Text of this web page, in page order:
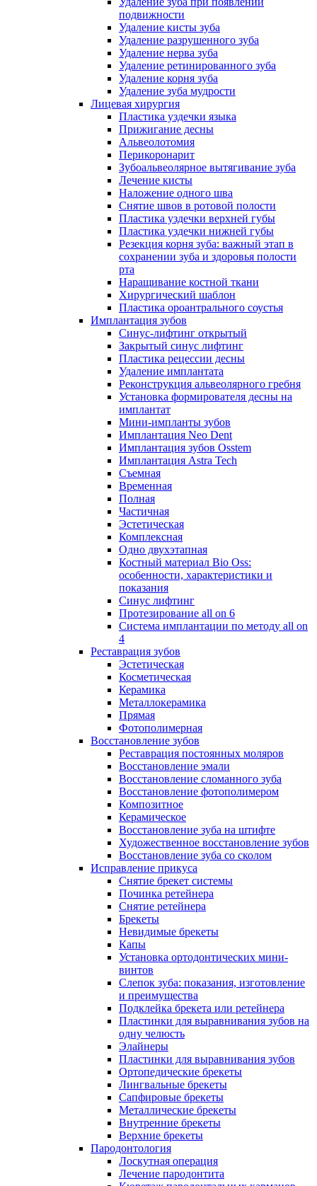
подвижности
Удаление кисты зуба
Удаление разрушенного зуба
Удаление нерва зуба
Удаление ретинированного зуба
Удаление корня зуба
Удаление зуба мудрости
Лицевая хирургия
Пластика уздечки языка
Прижигание десны
Альвеолотомия
Перикоронарит
Зубоальвеолярное вытягивание зуба
Лечение кисты
Наложение одного шва
Снятие швов в ротовой полости
Пластика уздечки верхней губы
Пластика уздечки нижней губы
Резекция корня зуба: важный этап в
сохранении зуба и здоровья полости
рта
Наращивание костной ткани
Хирургический шаблон
Пластика ороантрального соустья
Имплантация зубов
Синус-лифтинг открытый
Закрытый синус лифтинг
Пластика рецессии десны
Удаление имплантата
Реконструкция альвеолярного гребня
Установка формирователя десны на
имплантат
Мини-импланты зубов
Имплантация Neo Dent
Имплантация зубов Osstem
Имплантация Astra Tech
Съемная
Временная
Полная
Частичная
Эстетическая
Комплексная
Одно двухэтапная
Костный материал Bio Oss:
особенности, характеристики и
показания
Синус лифтинг
Протезирование all on 6
Система имплантации по методу all on
4
Реставрация зубов
Эстетическая
Косметическая
Керамика
Металлокерамика
Прямая
Фотополимерная
Восстановление зубов
Реставрация постоянных моляров
Восстановление эмали
Восстановление сломанного зуба
Восстановление фотополимером
Композитное
Керамическое
Восстановление зуба на штифте
Художественное восстановление зубов
Восстановление зуба со сколом
Исправление прикуса
Снятие брекет системы
Починка ретейнера
Снятие ретейнера
Брекеты
Невидимые брекеты
Капы
Установка ортодонтических мини-
винтов
Слепок зуба: показания, изготовление
и преимущества
Подклейка брекета или ретейнера
Пластинки для выравнивания зубов на
одну челюсть
Элайнеры
Пластинки для выравнивания зубов
Ортопедические брекеты
Лингвальные брекеты
Сапфировые брекеты
Металлические брекеты
Внутренние брекеты
Верхние брекеты
Пародонтология
Лоскутная операция
Лечение пародонтита